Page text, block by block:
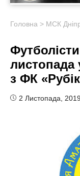
Головна > МСК
листопада
з ФК
2 Листопада, 2019